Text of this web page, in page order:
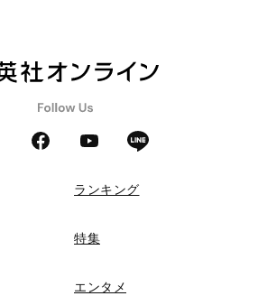
ランキング
特集
エンタメ